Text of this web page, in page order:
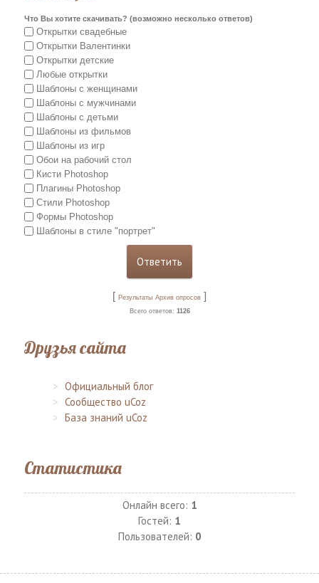
Что Вы хотите скачивать? (возможно несколько ответов)
Открытки свадебные
Открытки Валентинки
Открытки детские
Любые открытки
Шаблоны с женщинами
Шаблоны с мужчинами
Шаблоны с детьми
Шаблоны из фильмов
Шаблоны из игр
Обои на рабочий стол
Кисти Photoshop
Плагины Photoshop
Стили Photoshop
Формы Photoshop
Шаблоны в стиле "портрет"
[ Результаты Архив опросов ]
Всего ответов: 1126
Друзья сайта
Официальный блог
Сообщество uCoz
База знаний uCoz
Статистика
Онлайн всего: 1
Гостей: 1
Пользователей: 0